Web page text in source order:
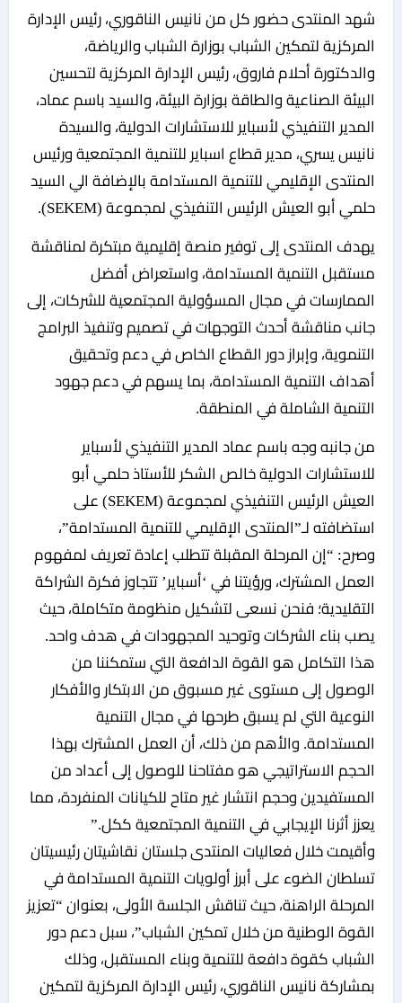
شهد المنتدى حضور كل من نانيس الناقوري، رئيس الإدارة
المركزية لتمكين الشباب بوزارة الشباب والرياضة،
والدكتورة أحلام فاروق، رئيس الإدارة المركزية لتحسين
البيئة الصناعية والطاقة بوزارة البيئة، والسيد باسم عماد،
المدير التنفيذي لأسباير للاستشارات الدولية، والسيدة
نانيس يسري، مدير قطاع اسباير للتنمية المجتمعية ورئيس
المنتدى الإقليمي للتنمية المستدامة بالإضافة الي السيد
حلمي أبو العيش الرئيس التنفيذي لمجموعة (SEKEM).
يهدف المنتدى إلى توفير منصة إقليمية مبتكرة لمناقشة
مستقبل التنمية المستدامة، واستعراض أفضل
الممارسات في مجال المسؤولية المجتمعية للشركات، إلى
جانب مناقشة أحدث التوجهات في تصميم وتنفيذ البرامج
التنموية، وإبراز دور القطاع الخاص في دعم وتحقيق
أهداف التنمية المستدامة، بما يسهم في دعم جهود
التنمية الشاملة في المنطقة.
من جانبه وجه باسم عماد المدير التنفيذي لأسباير
للاستشارات الدولية خالص الشكر للأستاذ حلمي أبو
العيش الرئيس التنفيذي لمجموعة (SEKEM) على
استضافته لـ”المنتدى الإقليمي للتنمية المستدامة”،
وصرح: “إن المرحلة المقبلة تتطلب إعادة تعريف لمفهوم
العمل المشترك، ورؤيتنا في ‘أسباير’ تتجاوز فكرة الشراكة
التقليدية؛ فنحن نسعى لتشكيل منظومة متكاملة، حيث
يصب بناء الشركات وتوحيد المجهودات في هدف واحد.
هذا التكامل هو القوة الدافعة التي ستمكننا من
الوصول إلى مستوى غير مسبوق من الابتكار والأفكار
النوعية التي لم يسبق طرحها في مجال التنمية
المستدامة. والأهم من ذلك، أن العمل المشترك بهذا
الحجم الاستراتيجي هو مفتاحنا للوصول إلى أعداد من
المستفيدين وحجم انتشار غير متاح للكيانات المنفردة، مما
يعزز أثرنا الإيجابي في التنمية المجتمعية ككل.”
وأقيمت خلال فعاليات المنتدى جلستان نقاشيتان رئيسيتان
تسلطان الضوء على أبرز أولويات التنمية المستدامة في
المرحلة الراهنة، حيث تناقش الجلسة الأولى، بعنوان “تعزيز
القوة الوطنية من خلال تمكين الشباب”، سبل دعم دور
الشباب كقوة دافعة للتنمية وبناء المستقبل، وذلك
بمشاركة نانيس الناقوري، رئيس الإدارة المركزية لتمكين